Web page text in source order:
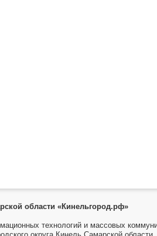
области «Кинельгород.рф»
технологий и массовых
округа Кинель Самарской области